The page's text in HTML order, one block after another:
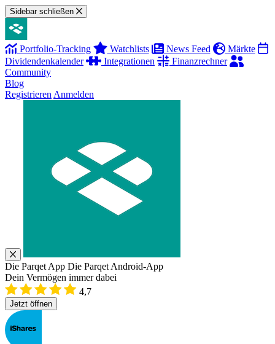
Sidebar schließen
Portfolio-Tracking Watchlists News Feed
Märkte
Dividendenkalender
Integrationen
Finanzrechner
Community
Blog
Registrieren Anmelden
Die Parqet App Die Parqet Android-App
Dein Vermögen immer dabei
4,7
Jetzt öffnen